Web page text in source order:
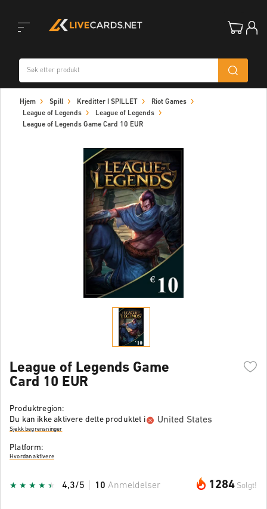
navigation
Hjem Spill Kreditter I SPILLET
Riot Games
League of Legends
League of Legends
League of Legends Game Card 10 EUR
League of Legends Game
Card 10 EUR
Produktregion:
Du kan ikke aktivere dette produktet i
United States
Sjekk begrensninger
Platform:
Hvordan aktivere
1284 Solgt!
4,3/5 10 Anmeldelser